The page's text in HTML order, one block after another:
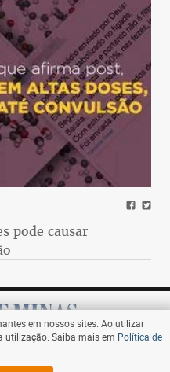
pode causar
em nossos sites. Ao utilizar
utilização. Saiba mais em Política de